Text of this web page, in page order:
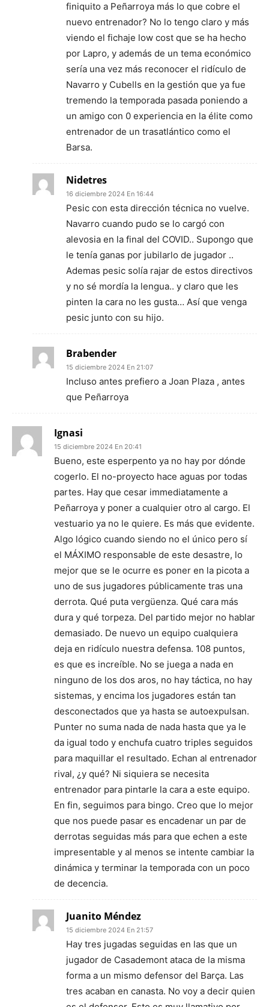
finiquito a Peñarroya más lo que cobre el
nuevo entrenador? No lo tengo claro y más
viendo el fichaje low cost que se ha hecho
por Lapro, y además de un tema económico
sería una vez más reconocer el ridículo de
Navarro y Cubells en la gestión que ya fue
tremendo la temporada pasada poniendo a
un amigo con 0 experiencia en la élite como
entrenador de un trasatlántico como el
Barsa.
Nidetres
16 diciembre 2024 En 16:44
Pesic con esta dirección técnica no vuelve.
Navarro cuando pudo se lo cargó con
alevosia en la final del COVID.. Supongo que
le tenía ganas por jubilarlo de jugador ..
Ademas pesic solía rajar de estos directivos
y no sé mordía la lengua.. y claro que les
pinten la cara no les gusta… Así que venga
pesic junto con su hijo.
Brabender
15 diciembre 2024 En 21:07
Incluso antes prefiero a Joan Plaza , antes
que Peñarroya
Ignasi
15 diciembre 2024 En 20:41
Bueno, este esperpento ya no hay por dónde
cogerlo. El no-proyecto hace aguas por todas
partes. Hay que cesar immediatamente a
Peñarroya y poner a cualquier otro al cargo. El
vestuario ya no le quiere. Es más que evidente.
Algo lógico cuando siendo no el único pero sí
el MÁXIMO responsable de este desastre, lo
mejor que se le ocurre es poner en la picota a
uno de sus jugadores públicamente tras una
derrota. Qué puta vergüenza. Qué cara más
dura y qué torpeza. Del partido mejor no hablar
demasiado. De nuevo un equipo cualquiera
deja en ridículo nuestra defensa. 108 puntos,
es que es increíble. No se juega a nada en
ninguno de los dos aros, no hay táctica, no hay
sistemas, y encima los jugadores están tan
desconectados que ya hasta se autoexpulsan.
Punter no suma nada de nada hasta que ya le
da igual todo y enchufa cuatro triples seguidos
para maquillar el resultado. Echan al entrenador
rival, ¿y qué? Ni siquiera se necesita
entrenador para pintarle la cara a este equipo.
En fin, seguimos para bingo. Creo que lo mejor
que nos puede pasar es encadenar un par de
derrotas seguidas más para que echen a este
impresentable y al menos se intente cambiar la
dinámica y terminar la temporada con un poco
de decencia.
Juanito Méndez
15 diciembre 2024 En 21:57
Hay tres jugadas seguidas en las que un
jugador de Casademont ataca de la misma
forma a un mismo defensor del Barça. Las
tres acaban en canasta. No voy a decir quien